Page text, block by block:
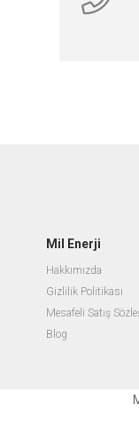
Mil Enerji
Hakkımızda
Gizlilik Politikası
Mesafeli Satış
Blog